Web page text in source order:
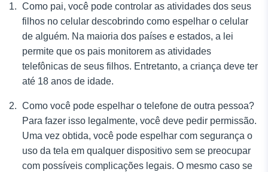
Como pai, você pode controlar as atividades dos seus
filhos no celular descobrindo como espelhar o celular
de alguém. Na maioria dos países e estados, a lei
permite que os pais monitorem as atividades
telefônicas de seus filhos. Entretanto, a criança deve ter
até 18 anos de idade.
Como você pode espelhar o telefone de outra pessoa?
Para fazer isso legalmente, você deve pedir permissão.
Uma vez obtida, você pode espelhar com segurança o
uso da tela em qualquer dispositivo sem se preocupar
com possíveis complicações legais. O mesmo caso se